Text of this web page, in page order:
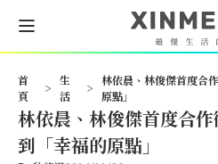
首
頁
>
生
活
>
林依晨、林俊傑首度合
原點」
林依晨、林俊傑首度合
到「幸福的原點」